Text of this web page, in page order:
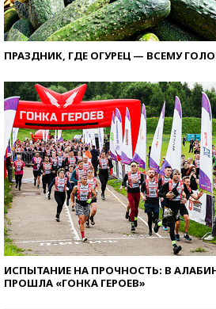
ПРАЗДНИК, ГДЕ ОГУРЕЦ — ВСЕМУ
ИСПЫТАНИЕ НА ПРОЧНОСТЬ: В
ПРОШЛА «ГОНКА ГЕРОЕВ»